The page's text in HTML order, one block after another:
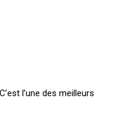
l’une des meilleurs